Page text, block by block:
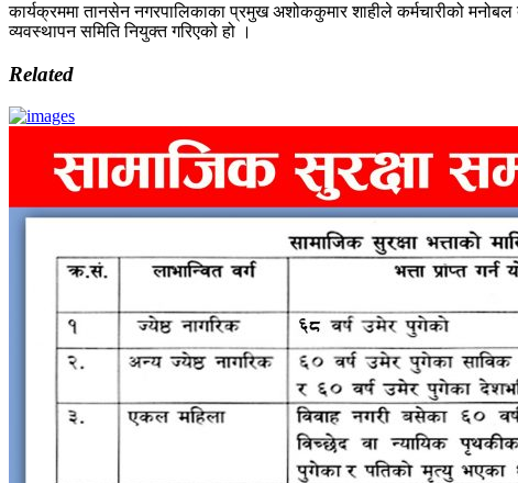
कार्यक्रममा तानसेन नगरपालिकाका प्रमुख अशोककुमार शाहीले कर्मचारीको
व्यवस्थापन समिति नियुक्त गरिएको हो ।
Related